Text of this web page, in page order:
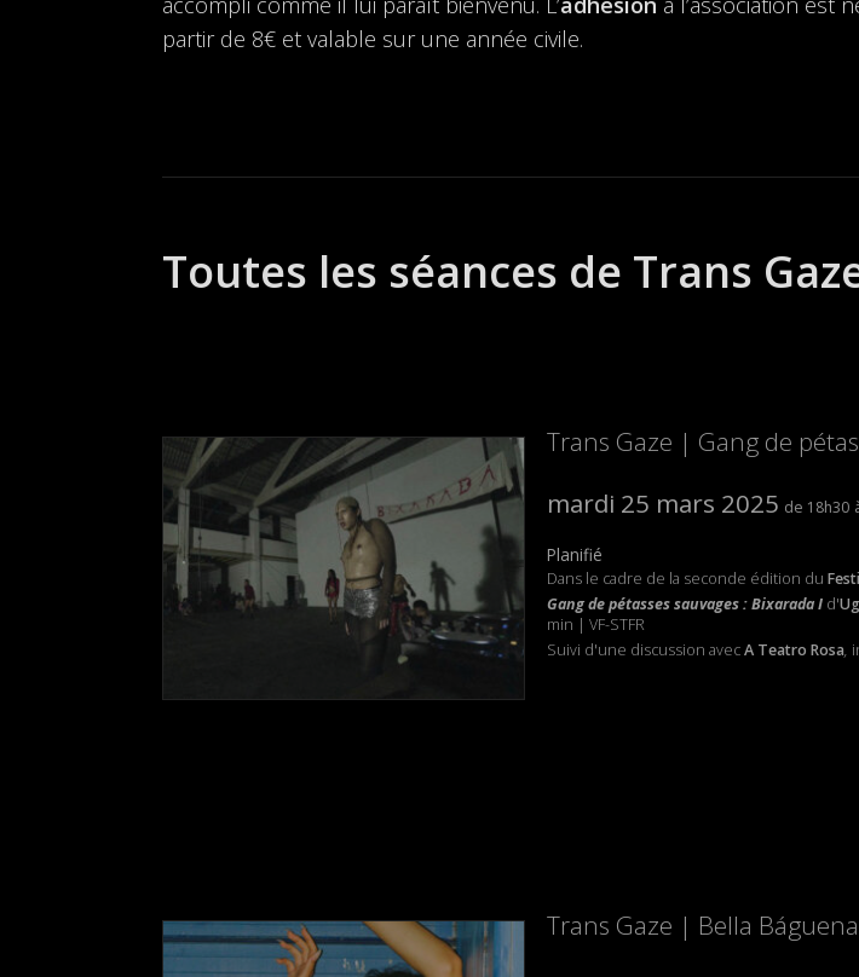
partir de 8€ et valable sur une année civile.
Toutes les séances de Trans
Trans Gaze | Gang de
mardi 25 mars 2025
18h30
Planifié
Dans le cadre de la seconde édition du
Gang de pétasses sauvages : Bixarada Id'
min | VF-STFR
Suivi d'une discussion avecA Teatro Rosa,
Trans Gaze | Bella Báguena